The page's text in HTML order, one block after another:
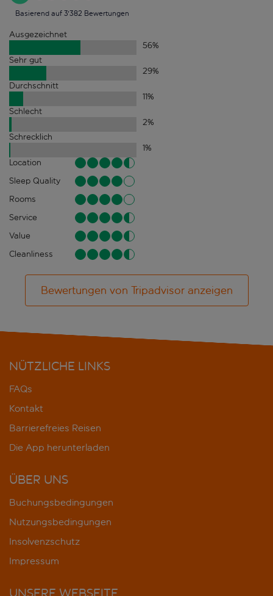
Basierend auf 3'382 Bewertungen
Ausgezeichnet
56%
Sehr gut
29%
Durchschnitt
11%
Schlecht
2%
Schrecklich
1%
Location
Sleep Quality
Rooms
Service
Value
Cleanliness
Bewertungen von Tripadvisor anzeigen
NÜTZLICHE LINKS
FAQs
Kontakt
Barrierefreies Reisen
Die App herunterladen
ÜBER UNS
Buchungsbedingungen
Nutzungsbedingungen
Insolvenzschutz
Impressum
UNSERE WEBSEITE